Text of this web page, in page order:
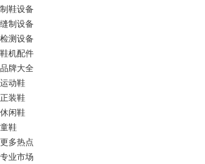
制鞋设备
缝制设备
检测设备
鞋机配件
品牌大全
运动鞋
正装鞋
休闲鞋
童鞋
更多热点
专业市场